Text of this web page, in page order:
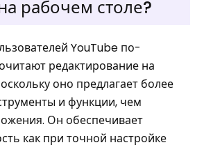
рабочем столе?
YouTube по-
редактирование на
оно предлагает более
и функции, чем
Он обеспечивает
как при точной настройке